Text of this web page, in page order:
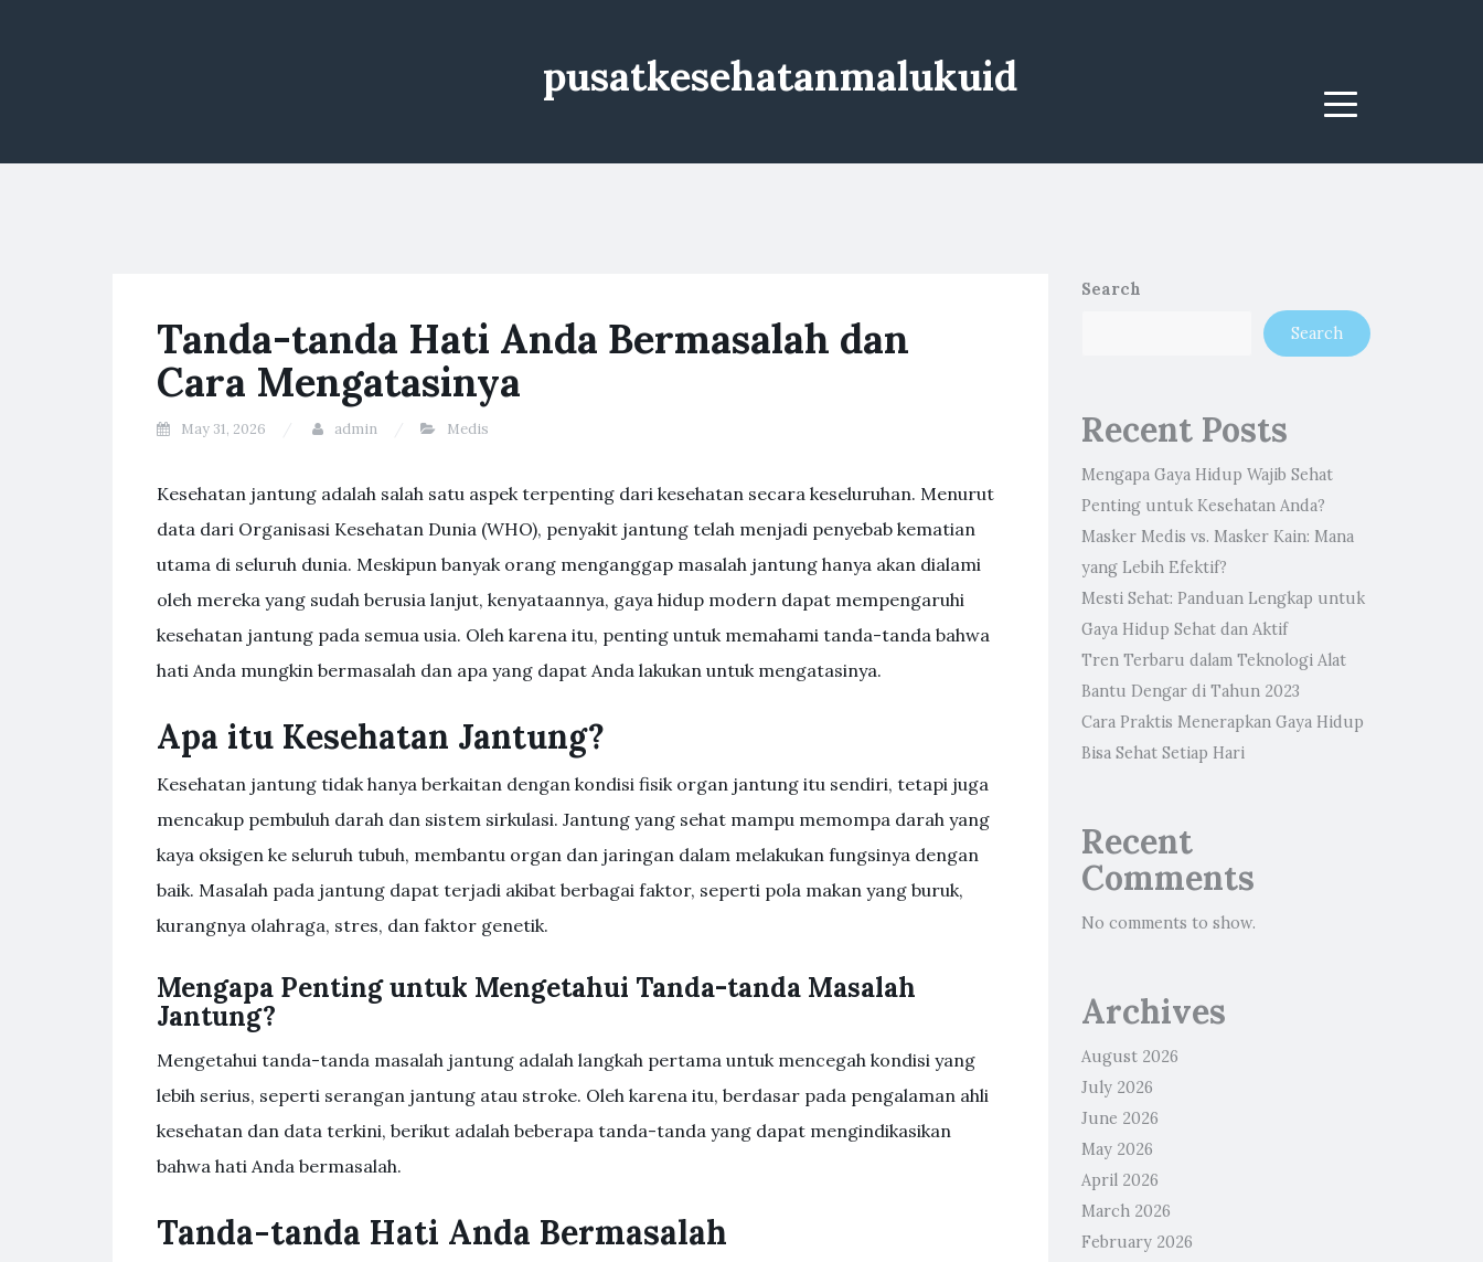
pusatkesehatanmalukuid
Menu
Tanda-tanda Hati Anda Bermasalah dan
Cara Mengatasinya
May 31, 2026 admin Medis
Kesehatan jantung adalah salah satu aspek terpenting dari kesehatan secara keseluruhan. Menurut
data dari Organisasi Kesehatan Dunia (WHO), penyakit jantung telah menjadi penyebab kematian
utama di seluruh dunia. Meskipun banyak orang menganggap masalah jantung hanya akan dialami
oleh mereka yang sudah berusia lanjut, kenyataannya, gaya hidup modern dapat mempengaruhi
kesehatan jantung pada semua usia. Oleh karena itu, penting untuk memahami tanda-tanda bahwa
hati Anda mungkin bermasalah dan apa yang dapat Anda lakukan untuk mengatasinya.
Apa itu Kesehatan Jantung?
Kesehatan jantung tidak hanya berkaitan dengan kondisi fisik organ jantung itu sendiri, tetapi juga
mencakup pembuluh darah dan sistem sirkulasi. Jantung yang sehat mampu memompa darah yang
kaya oksigen ke seluruh tubuh, membantu organ dan jaringan dalam melakukan fungsinya dengan
baik. Masalah pada jantung dapat terjadi akibat berbagai faktor, seperti pola makan yang buruk,
kurangnya olahraga, stres, dan faktor genetik.
Mengapa Penting untuk Mengetahui Tanda-tanda Masalah
Jantung?
Mengetahui tanda-tanda masalah jantung adalah langkah pertama untuk mencegah kondisi yang
lebih serius, seperti serangan jantung atau stroke. Oleh karena itu, berdasar pada pengalaman ahli
kesehatan dan data terkini, berikut adalah beberapa tanda-tanda yang dapat mengindikasikan
bahwa hati Anda bermasalah.
Tanda-tanda Hati Anda Bermasalah
Search
Search
Recent Posts
Mengapa Gaya Hidup Wajib Sehat
Penting untuk Kesehatan Anda?
Masker Medis vs. Masker Kain: Mana
yang Lebih Efektif?
Mesti Sehat: Panduan Lengkap untuk
Gaya Hidup Sehat dan Aktif
Tren Terbaru dalam Teknologi Alat
Bantu Dengar di Tahun 2023
Cara Praktis Menerapkan Gaya Hidup
Bisa Sehat Setiap Hari
Recent
Comments
No comments to show.
Archives
August 2026
July 2026
June 2026
May 2026
April 2026
March 2026
February 2026